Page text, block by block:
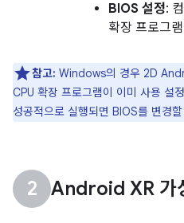
BIOS 설정:
확장 프로그
참고: Windows의 경우 2D
CPU 확장 프로그램이 이미 사용 설
성공적으로 실행되면 BIOS를 변경
Android XR 가